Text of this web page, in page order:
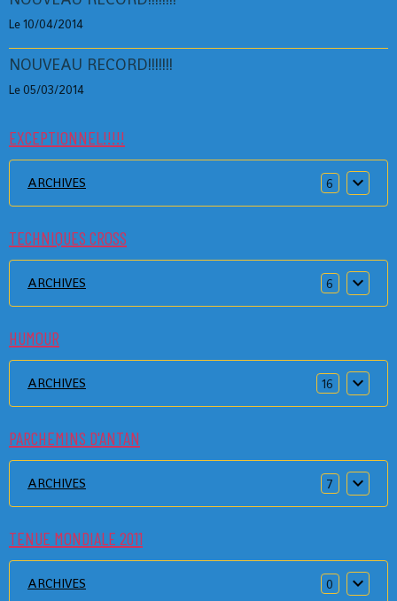
Le 10/04/2014
NOUVEAU RECORD!!!!!!!
Le 05/03/2014
EXCEPTIONNEL!!!!!
ARCHIVES 6
TECHNIQUES CROSS
ARCHIVES 6
HUMOUR
ARCHIVES 16
PARCHEMINS D'ANTAN
ARCHIVES 7
TENUE MONDIALE 2011
ARCHIVES 0